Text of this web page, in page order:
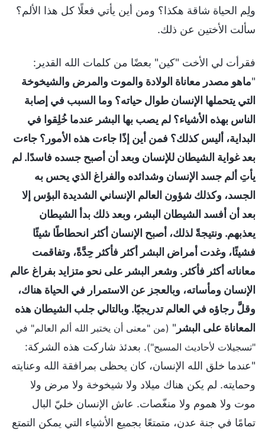
ولِم الحياة شاقة هكذا؟ ومن أين يأتي فعلًا كل هذا الألم؟
سألت الأختين عن ذلك.
فقرأت لي الأخت "كين" بعضًا من كلمات الله القدير:
"ماهو مصدر معاناة الولادة والموت والمرض والشيخوخة
التي يتحملها الإنسان طوال حياته؟ وما السبب في إصابة
الناس بهذه الأشياء؟ لم يصب بها البشر عندما خُلِقوا في
البداية، أليس كذلك؟ فمن أين إذًا جاءت هذه الأمور؟ جاءت
بعد غواية الشيطان للإنسان وبعد أن أصبح جسده فاسدًا. لم
يأتِ ألم جسد الإنسان وشدائده والفراغ الذي يحس به
الجسد، وكذلك شؤون العالم الإنساني الشديدة البؤس إلا
بعد أن أفسد الشيطان البشر، وبعد ذلك بدأ الشيطان
يعذبهم. ونتيجةً لذلك، أصبح الإنسان أكثر انحطاطًا شيئًا
فشيئًا، وغدت أمراض البشر أكثر فأكثر حِدَّةً، وتفاقمت
معاناته أكثر فأكثر. وشعر البشر على نحو متزايد بفراغ عالم
الإنسان ومأساته، وبالعجز عن الاستمرار في الحياة هناك،
وقلَّ رجاؤه في العالم تدريجيًا. وبالتالي جلب الشيطان هذه
المعاناة على البشر " (من "معنى أن يختبر الله ألم العالم" في
"تسجيلات لأحاديث المسيح"). بعدئذ شاركت هذه الشركة:
"عندما خلق الله الإنسان، كان يحظى بمرافقة الله وعنايته
وحمايته. لم يكن هناك ميلاد ولا شيخوخة ولا مرض ولا
موت ولا هموم ولا منغّصات. عاش الإنسان خليّ البال
تمامًا في جنة عدن، متمتعًا بجميع الأشياء التي يمكن التمتع